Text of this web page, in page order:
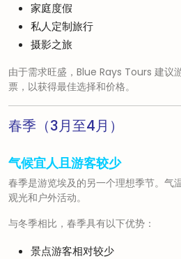
家庭度假
私人定制旅行
摄影之旅
由于需求旺盛，Blue Rays Tours 建议
票，以获得最佳选择和价格。
春季（3月至4月）
气候宜人且游客较少
春季是游览埃及的另一个理想季节。气
观光和户外活动。
与冬季相比，春季具有以下优势：
景点游客相对较少